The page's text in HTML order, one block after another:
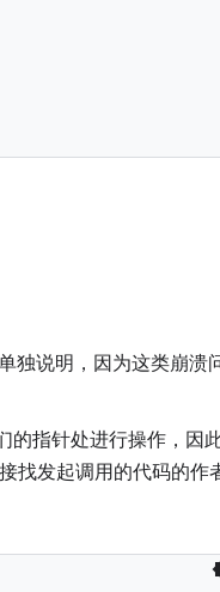
独说明，因为这类崩溃
的指针处进行操作，因
找发起调用的代码的作